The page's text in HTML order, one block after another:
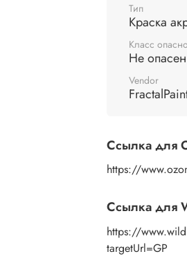
Тип
Краска
Класс
Не опасен
Vendor
Ссылка для
https://
Ссылка для
https://
targetUrl=GP